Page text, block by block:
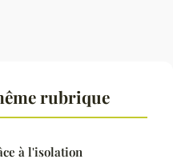
rubrique
à l'isolation